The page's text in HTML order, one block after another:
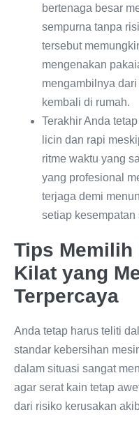
bertenaga besar
sempurna tanpa
tersebut
mengenakan
mengambilnya
kembali di rumah.
Terakhir Anda
licin dan rapi
ritme waktu yang
yang profesional
terjaga demi
setiap kesempatan
Tips Memilih
Kilat yang
Terpercaya
Anda tetap harus teliti
standar kebersihan
dalam situasi sangat
agar serat kain tetap
dari risiko kerusakan